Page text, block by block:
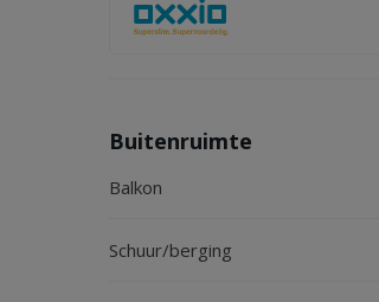
Buitenruimte
Balkon
Schuur/berging